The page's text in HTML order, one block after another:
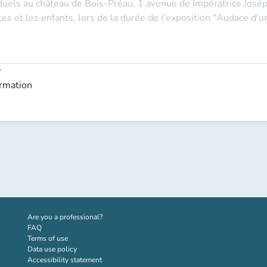
au château de Bois-Préau, 1 avenue de Impératrice
et les enfants, lors de la durée de l'exposition "Audace
Are you a professional?(new tab)
FAQ
Terms of use
Data use policy
Accessibility statement